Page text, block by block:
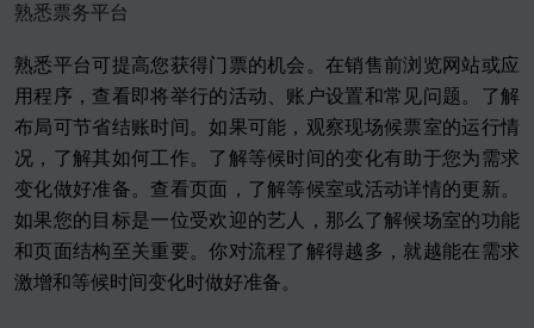
熟悉票务平台
熟悉平台可提高您获得门票的机会。在销售前浏览网站或应
用程序，查看即将举行的活动、账户设置和常见问题。了解
布局可节省结账时间。如果可能，观察现场候票室的运行情
况，了解其如何工作。了解等候时间的变化有助于您为需求
变化做好准备。查看页面，了解等候室或活动详情的更新。
如果您的目标是一位受欢迎的艺人，那么了解候场室的功能
和页面结构至关重要。你对流程了解得越多，就越能在需求
激增和等候时间变化时做好准备。